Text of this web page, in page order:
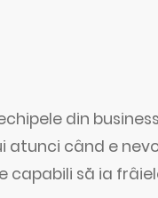
din
atunci când e
capabili să ia